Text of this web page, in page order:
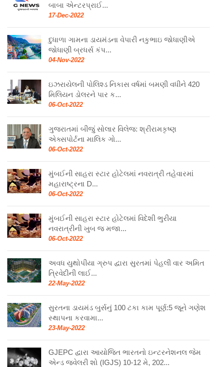
બાબા એન્ટરપ્રાઈ...
17-Dec-2022
દુધાળા ગામના ડાયમંડના વેપારી નકુભાઇ જોધાણીએ
જોધાણી બ્રધર્સ કંપ...
04-Nov-2022
ઇઝરાયેલની પોલિશ્ડ નિકાસ વર્ષમાં બમણી વધીને 420
મિલિયન ડોલરને પાર ક...
06-Oct-2022
ગુજરાતમાં બીજું સોલાર વિલેજ: શ્રીરામકૃષ્ણ
એક્સપોર્ટના માલિક ગો...
06-Oct-2022
મુંબઈની સાહરા સ્ટાર હોટેલમાં નવરાત્રી તહેવારમાં
મહારાષ્ટ્રના D...
06-Oct-2022
મુંબઈની સાહરા સ્ટાર હોટેલમાં વિદેશી ભુરીયા
નવરાત્રીની ખુબ જ મજા...
06-Oct-2022
અવધ યુથોપીયા ગ્રુપ દ્વારા સુરતમાં પેહલી વાર અમિત
ત્રિવેદીની લાઈ...
22-May-2022
સુરતના ડાયમંડ બુર્સનું 100 ટકા કામ પૂર્ણ:5 જૂને ગણેશ
સ્થાપના કરવામા...
23-May-2022
GJEPC દ્વારા આયોજિત ભારતનો ઇન્ટરનેશનલ જેમ
એન્ડ જ્વેલરી શો (IGJS) 10-12 મે, 202...